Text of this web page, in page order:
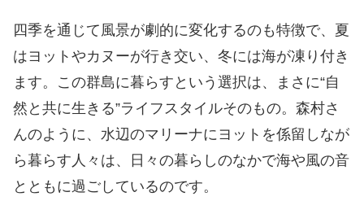
四季を通じて風景が劇的に変化するのも特徴で、夏
はヨットやカヌーが行き交い、冬には海が凍り付き
ます。この群島に暮らすという選択は、まさに“自
然と共に生きる”ライフスタイルそのもの。森村さ
んのように、水辺のマリーナにヨットを係留しなが
ら暮らす人々は、日々の暮らしのなかで海や風の音
とともに過ごしているのです。